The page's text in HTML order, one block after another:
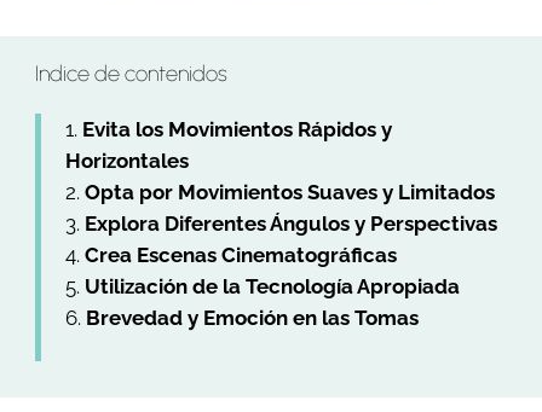
Indice de contenidos
Evita los Movimientos Rápidos y
Horizontales
Opta por Movimientos Suaves y Limitados
Explora Diferentes Ángulos y Perspectivas
Crea Escenas Cinematográficas
Utilización de la Tecnología Apropiada
Brevedad y Emoción en las Tomas